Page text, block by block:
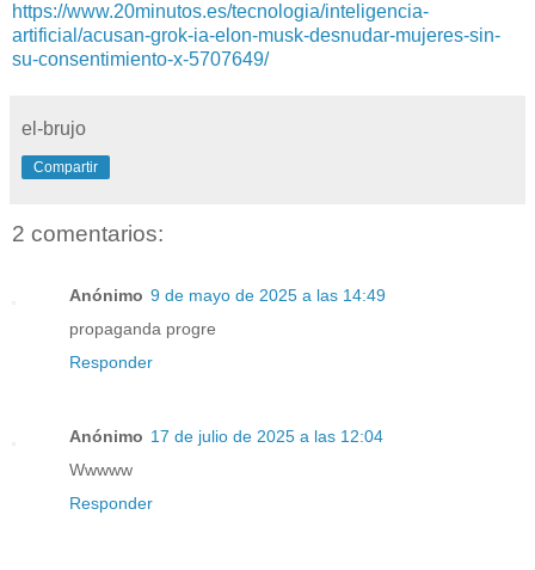
https://www.20minutos.es/tecnologia/inteligencia-
artificial/acusan-grok-ia-elon-musk-desnudar-mujeres-sin-
su-consentimiento-x-5707649/
el-brujo
Compartir
2 comentarios:
Anónimo 9 de mayo de 2025 a las 14:49
propaganda progre
Responder
Anónimo 17 de julio de 2025 a las 12:04
Wwwww
Responder